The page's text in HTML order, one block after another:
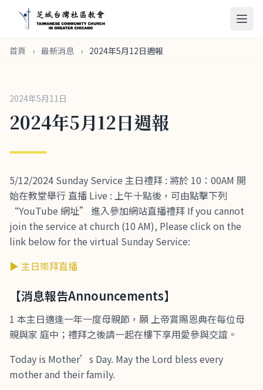
首頁 › 最新消息 › 2024年5月12日週報
2024年5月11日
2024年5月12日週報
5/12/2024 Sunday Service 主日禮拜 : 將於 10：00AM 開
始在教堂舉行 直播 Live : 上午十點後，可由點擊下列
“YouTube 網址” 進入參加網站直播禮拜 If you cannot
join the service at church (10 AM), Please click on the
link below for the virtual Sunday Service:
▶ 主日崇拜直播
【消息報告Announcements】
1 本主日適逢一年一度母親節，願 上帝賞賜恩典在每位母
親與家 庭中；禮拜之後請一起在樓下享用愛參與交誼。
Today is Mother’s Day. May the Lord bless every
mother and their family.